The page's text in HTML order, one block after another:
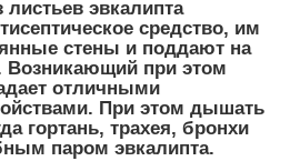
листьев эвкалипта
средство, им
стены и поддают на
Возникающий при этом
отличными
При этом дышать
гортань, трахея, бронхи
паром эвкалипта.